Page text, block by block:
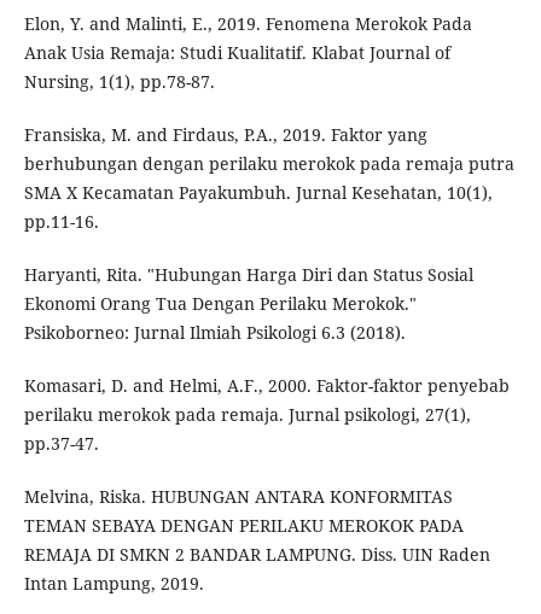
Elon, Y. and Malinti, E., 2019. Fenomena Merokok Pada
Anak Usia Remaja: Studi Kualitatif. Klabat Journal of
Nursing, 1(1), pp.78-87.
Fransiska, M. and Firdaus, P.A., 2019. Faktor yang
berhubungan dengan perilaku merokok pada remaja putra
SMA X Kecamatan Payakumbuh. Jurnal Kesehatan, 10(1),
pp.11-16.
Haryanti, Rita. "Hubungan Harga Diri dan Status Sosial
Ekonomi Orang Tua Dengan Perilaku Merokok."
Psikoborneo: Jurnal Ilmiah Psikologi 6.3 (2018).
Komasari, D. and Helmi, A.F., 2000. Faktor-faktor penyebab
perilaku merokok pada remaja. Jurnal psikologi, 27(1),
pp.37-47.
Melvina, Riska. HUBUNGAN ANTARA KONFORMITAS
TEMAN SEBAYA DENGAN PERILAKU MEROKOK PADA
REMAJA DI SMKN 2 BANDAR LAMPUNG. Diss. UIN Raden
Intan Lampung, 2019.